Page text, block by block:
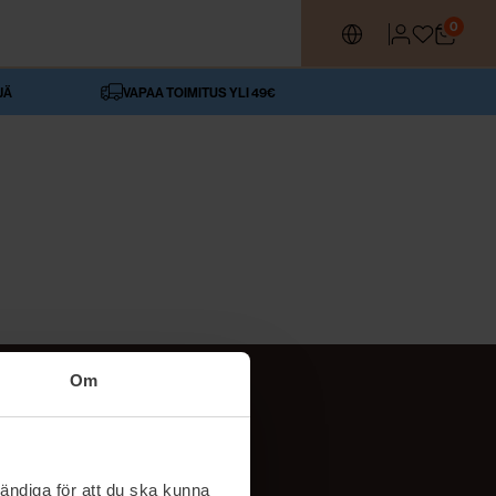
Om
för att du ska kunna
0
VAPAA TOIMITUS YLI 49€
SEURAA MEITÄ